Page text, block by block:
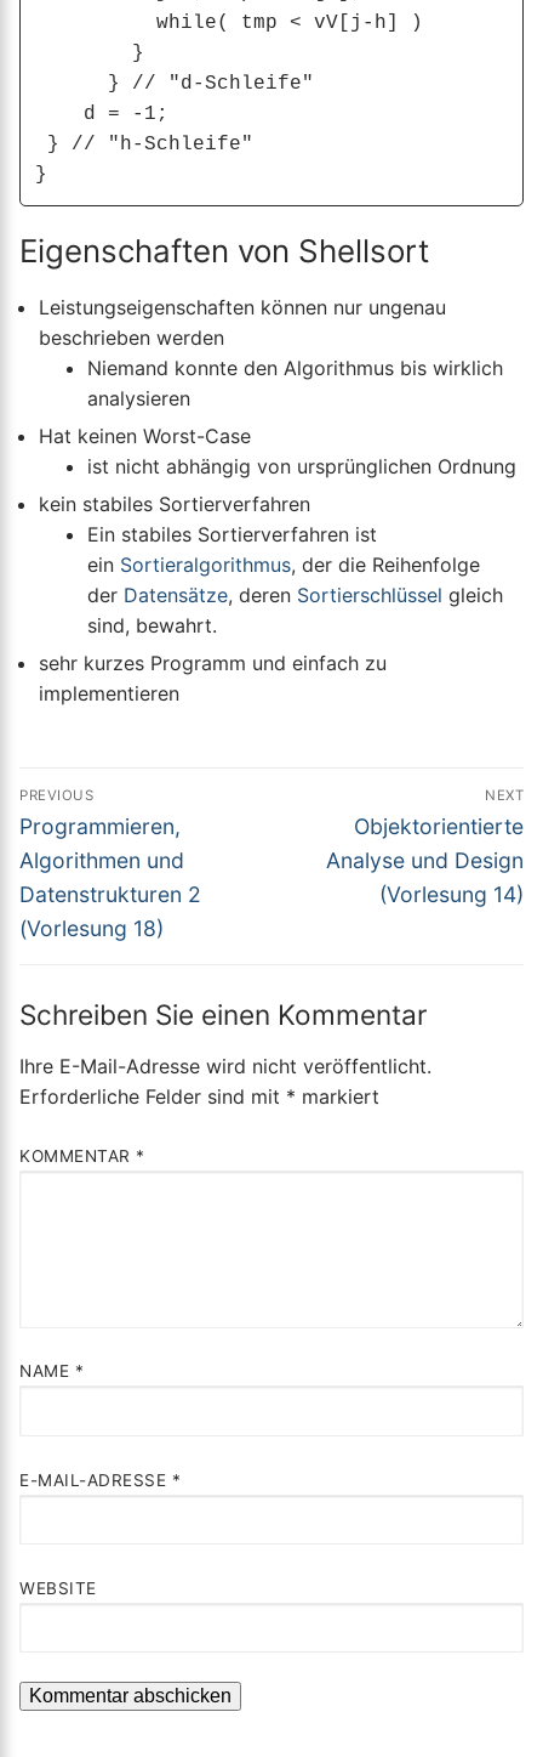
Eigenschaften von Shellsort
Leistungseigenschaften können nur ungenau
beschrieben werden
Niemand konnte den Algorithmus bis wirklich
analysieren
Hat keinen Worst-Case
ist nicht abhängig von ursprünglichen Ordnung
kein stabiles Sortierverfahren
Ein stabiles Sortierverfahren ist
ein Sortieralgorithmus, der die Reihenfolge
der Datensätze, deren Sortierschlüssel gleich
sind, bewahrt.
sehr kurzes Programm und einfach zu
implementieren
Beitragsnavigation
PREVIOUS
Previous
post:
Programmieren,
Algorithmen und
Datenstrukturen 2
(Vorlesung 18)
NEXT
Next
post:
Objektorientierte
Analyse und Design
(Vorlesung 14)
Schreiben Sie einen Kommentar
Ihre E-Mail-Adresse wird nicht veröffentlicht.
Erforderliche Felder sind mit * markiert
KOMMENTAR *
NAME *
E-MAIL-ADRESSE *
WEBSITE